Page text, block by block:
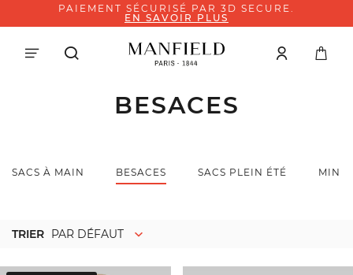
PAIEMENT SÉCURISÉ PAR 3D SECURE.
EN SAVOIR PLUS
BESACES
SACS À MAIN BESACES SACS PLEIN ÉTÉ MINI
TRIER PAR DÉFAUT